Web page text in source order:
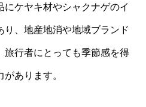
にケヤキ材やシャクナゲのイ
り、地産地消や地域ブランド
旅行者にとっても季節感を得
あります。